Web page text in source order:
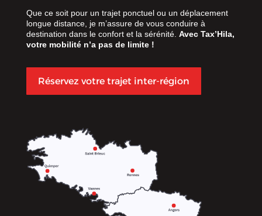
Que ce soit pour un trajet ponctuel ou un déplacement
longue distance, je m’assure de vous conduire à
destination dans le confort et la sérénité. Avec Tax’Hila,
votre mobilité n’a pas de limite !
Réservez votre trajet inter-région